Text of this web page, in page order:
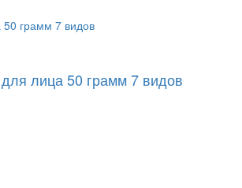
лица 50 грамм 7 видов